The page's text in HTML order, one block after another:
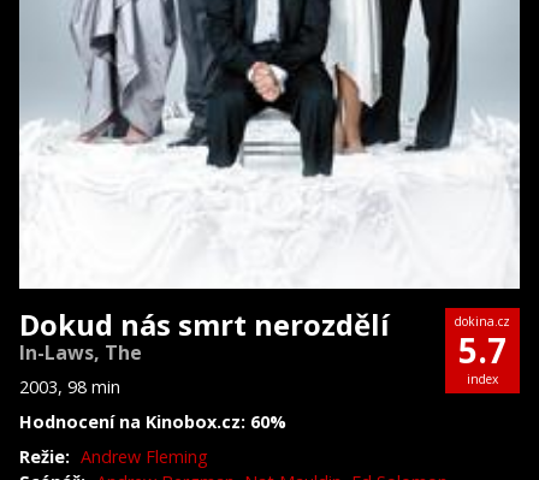
Dokud nás smrt nerozdělí
In-Laws, The
2003, 98 min
Hodnocení na Kinobox.cz: 60%
dokina.cz
5.7
index
Režie: Andrew Fleming